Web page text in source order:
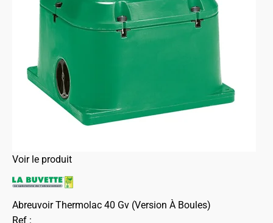
Voir le produit
Abreuvoir Thermolac 40 Gv (Version À Boules)
Ref :